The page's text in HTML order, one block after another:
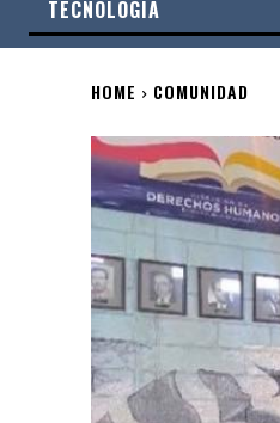
TECNOLOGIA
HOME COMUNIDAD